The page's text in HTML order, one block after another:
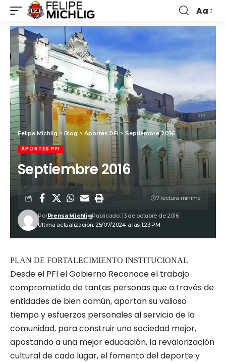
Aa
Felipe Michlig > Blog > Aportes PFI> Septiembre 2016
APORTES PFI
Septiembre 2016
Última actualización: 25/07/2024 a las 1:23 PM
PorPrensa MichligPublicado: 13 de octubre de 2016
7 lectura mínima
PLAN DE FORTALECIMIENTO INSTITUCIONAL
Desde el PFI el Gobierno Reconoce el trabajo
comprometido de tantas personas que a través de
entidades de bien común, aportan su valioso
tiempo y esfuerzos personales al servicio de la
comunidad, para construir una sociedad mejor,
apostando a una mejor educación, la revalorización
cultural de cada lugar, el fomento del deporte y